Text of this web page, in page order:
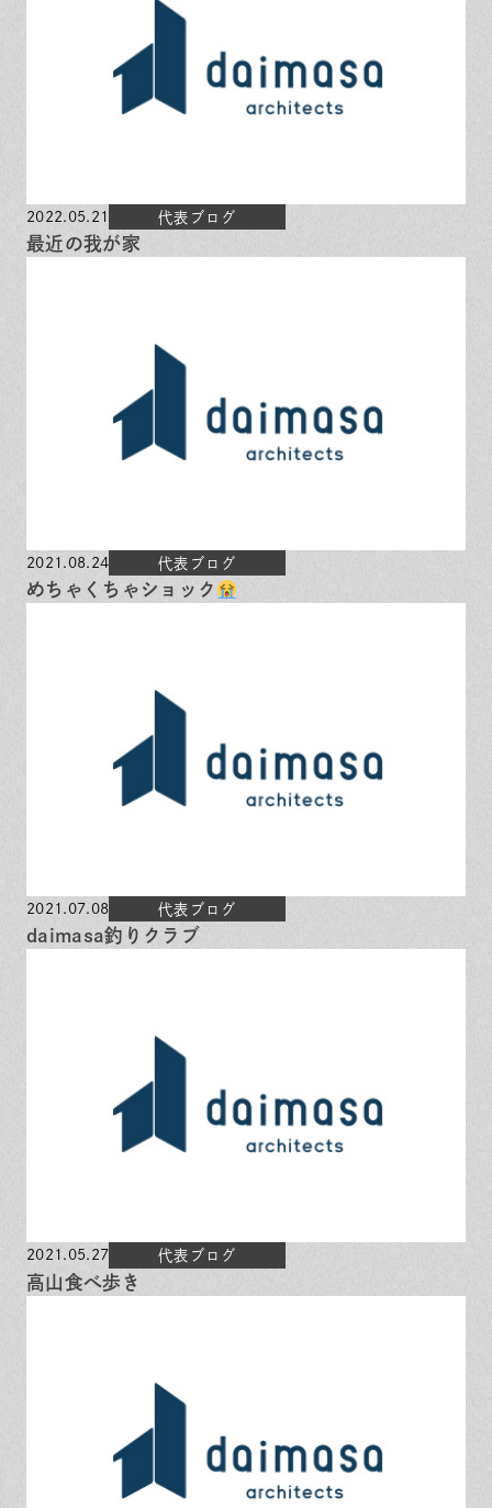
2022.05.21 代表ブログ
最近の我が家
2021.08.24 代表ブログ
めちゃくちゃショック
2021.07.08 代表ブログ
daimasa釣りクラブ
2021.05.27 代表ブログ
高山食べ歩き